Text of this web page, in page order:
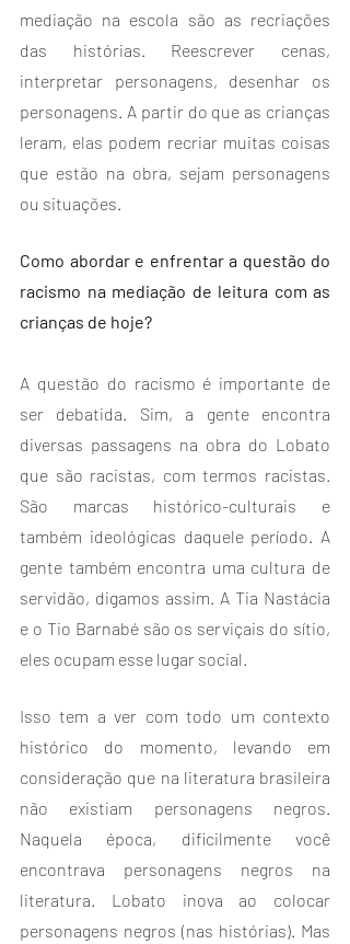
mediação na escola são as recriações
das histórias. Reescrever cenas,
interpretar personagens, desenhar os
personagens. A partir do que as crianças
leram, elas podem recriar muitas coisas
que estão na obra, sejam personagens
ou situações.
Como abordar e enfrentar a questão do
racismo na mediação de leitura com as
crianças de hoje?
A questão do racismo é importante de
ser debatida. Sim, a gente encontra
diversas passagens na obra do Lobato
que são racistas, com termos racistas.
São marcas histórico-culturais e
também ideológicas daquele período. A
gente também encontra uma cultura de
servidão, digamos assim. A Tia Nastácia
e o Tio Barnabé são os serviçais do sítio,
eles ocupam esse lugar social.
Isso tem a ver com todo um contexto
histórico do momento, levando em
consideração que na literatura brasileira
não existiam personagens negros.
Naquela época, dificilmente você
encontrava personagens negros na
literatura. Lobato inova ao colocar
personagens negros (nas histórias). Mas